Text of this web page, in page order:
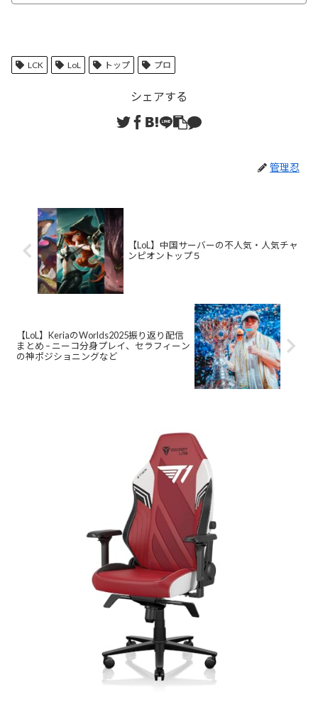
LCK LoL トップ プロ
シェアする
管理忍
【LoL】中国サーバーの不人気・人気チャ
ンピオントップ５
【LoL】KeriaのWorlds2025振り返り配信
まとめ – ニーコ分身プレイ、セラフィーン
の神ポジショニングなど